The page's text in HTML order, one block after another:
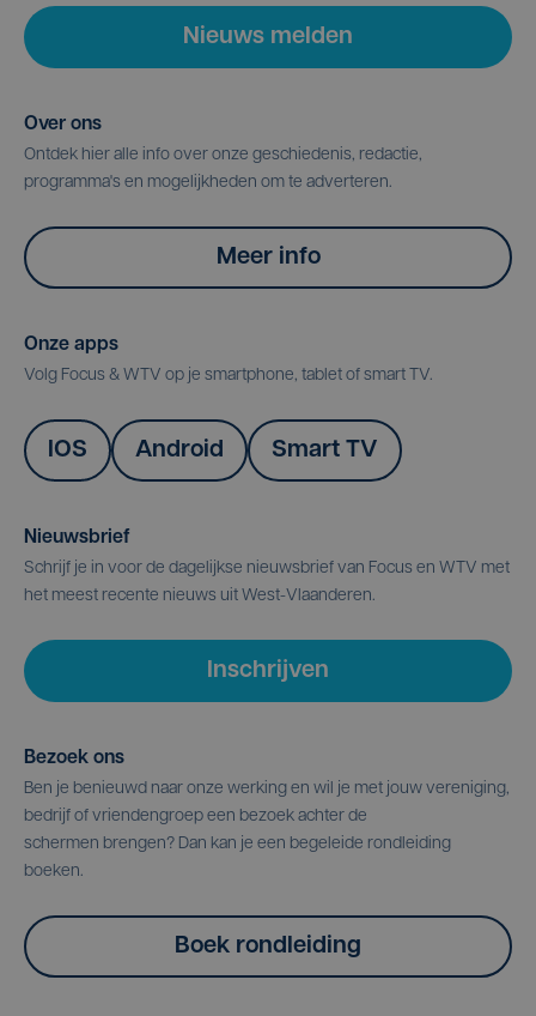
Nieuws melden
Over ons
Ontdek hier alle info over onze geschiedenis, redactie,
programma's en mogelijkheden om te adverteren.
Meer info
Onze apps
Volg Focus & WTV op je smartphone, tablet of smart TV.
IOS Android Smart TV
Nieuwsbrief
Schrijf je in voor de dagelijkse nieuwsbrief van Focus en WTV met
het meest recente nieuws uit West-Vlaanderen.
Inschrijven
Bezoek ons
Ben je benieuwd naar onze werking en wil je met jouw vereniging,
bedrijf of vriendengroep een bezoek achter de
schermen brengen? Dan kan je een begeleide rondleiding
boeken.
Boek rondleiding